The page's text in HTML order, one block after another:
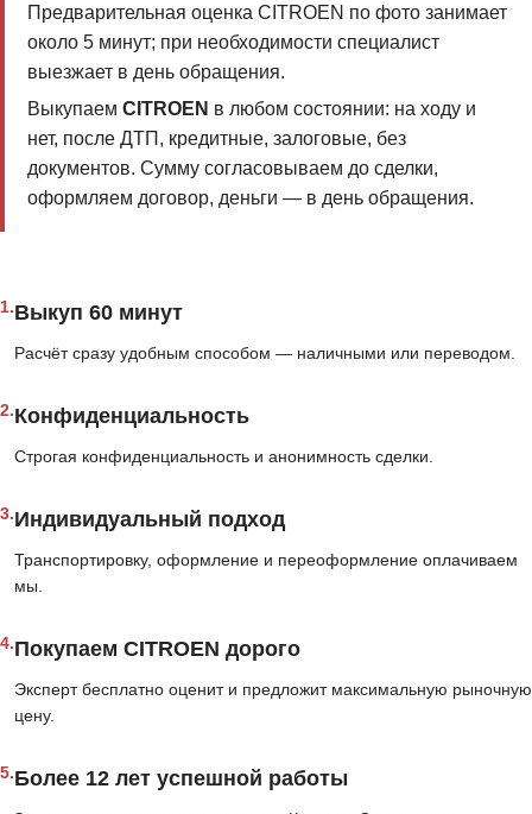
Предварительная оценка CITROEN по фото занимает
около 5 минут; при необходимости специалист
выезжает в день обращения.
Выкупаем CITROEN в любом состоянии: на ходу и
нет, после ДТП, кредитные, залоговые, без
документов. Сумму согласовываем до сделки,
оформляем договор, деньги — в день обращения.
1.Выкуп 60 минут
Расчёт сразу удобным способом — наличными или переводом.
2.Конфиденциальность
Строгая конфиденциальность и анонимность сделки.
3.Индивидуальный подход
Транспортировку, оформление и переоформление оплачиваем
мы.
4.Покупаем CITROEN дорого
Эксперт бесплатно оценит и предложит максимальную рыночную
цену.
5.Более 12 лет успешной работы